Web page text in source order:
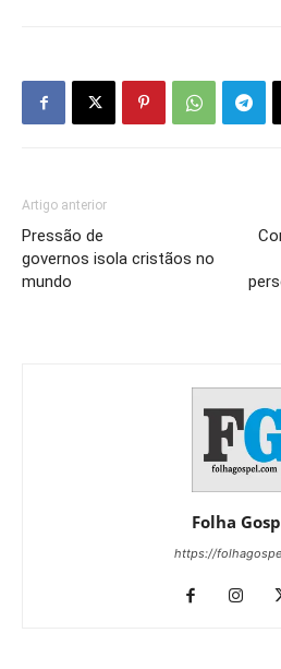
Artigo anterior
Pressão de
governos isola cristãos no
mundo
Folha
https://